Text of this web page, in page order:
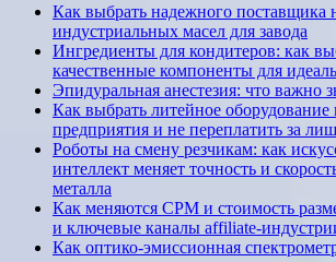
Как выбрать надежного поставщика
индустриальных масел для завода
Ингредиенты для кондитеров: как
качественные компоненты для
Эпидуральная анестезия: что важно
Как выбрать литейное оборудование
предприятия и не переплатить за
Роботы на смену резчикам: как
интеллект меняет точность и
металла
Как меняются CPM и стоимость
и ключевые каналы affiliate-
Как оптико-эмиссионная